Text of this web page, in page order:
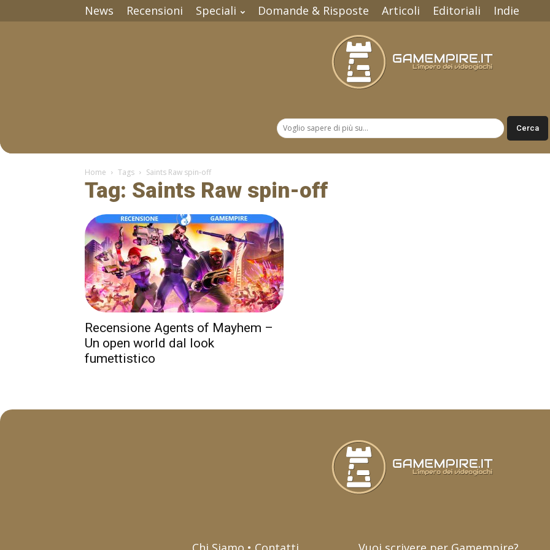
News Recensioni Speciali Domande & Risposte Articoli Editoriali Indie
Home Tags Saints Raw spin-off
Tag: Saints Raw spin-off
Recensione Agents of Mayhem –
Un open world dal look
fumettistico